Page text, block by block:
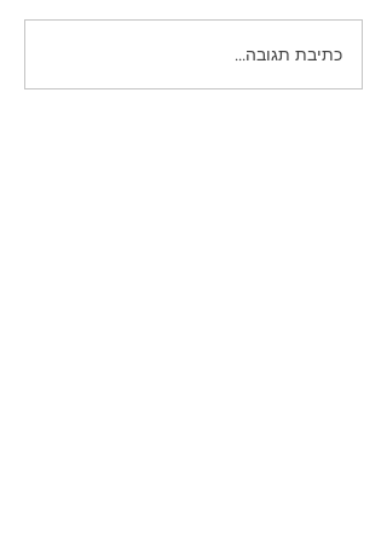
כתיבת תגובה...